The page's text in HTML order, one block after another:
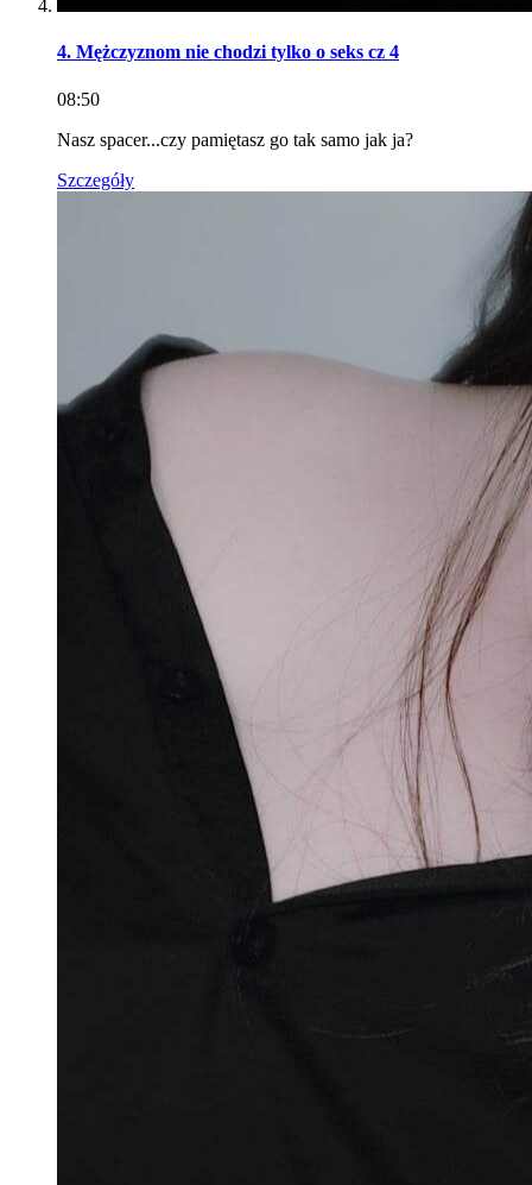
4. Mężczyznom nie chodzi tylko o seks cz 4
08:50
Nasz spacer...czy pamiętasz go tak samo jak ja?
Szczegóły